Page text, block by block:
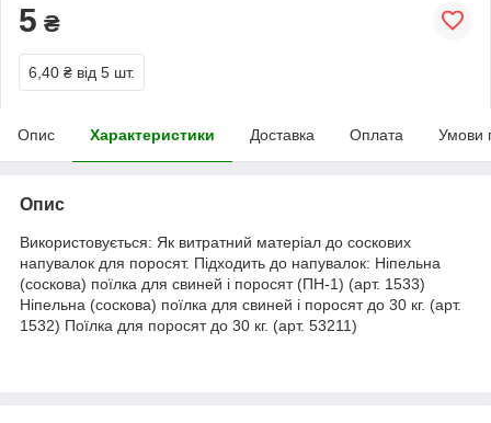
5 ₴
6,40 ₴ від 5 шт.
Опис Характеристики Доставка Оплата Умови
Опис
Використовується: Як витратний матеріал до соскових
напувалок для поросят. Підходить до напувалок: Ніпельна
(соскова) поїлка для свиней і поросят (ПН-1) (арт. 1533)
Ніпельна (соскова) поїлка для свиней і поросят до 30 кг. (арт.
1532) Поїлка для поросят до 30 кг. (арт. 53211)